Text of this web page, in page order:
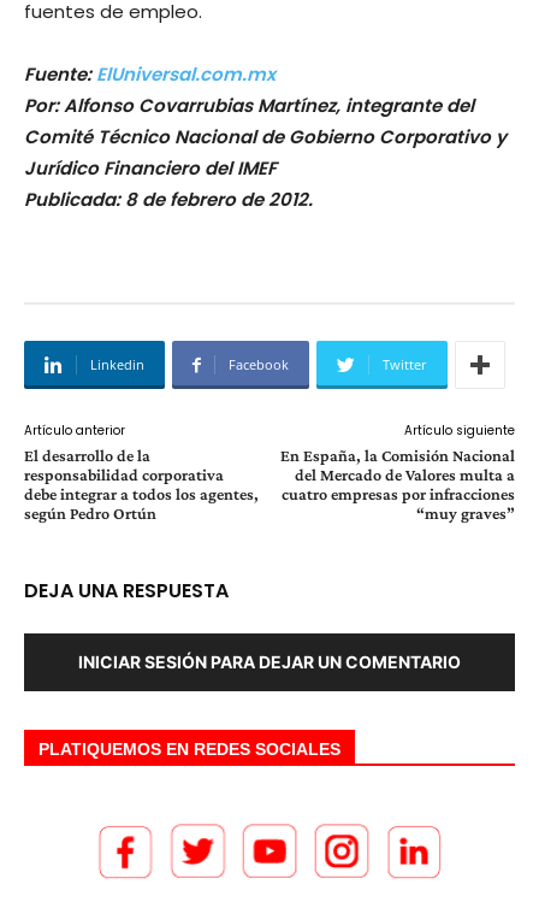
fuentes de empleo.
Fuente:ElUniversal.com.mx
Por: Alfonso Covarrubias Martínez, integrante del
Comité Técnico Nacional de Gobierno Corporativo y
Jurídico Financiero del IMEF
Publicada: 8 de febrero de 2012.
Linkedin Facebook Twitter
Artículo anterior
El desarrollo de la
responsabilidad corporativa
debe integrar a todos los agentes,
según Pedro Ortún
Artículo siguiente
En España, la Comisión Nacional
del Mercado de Valores multa a
cuatro empresas por infracciones
“muy graves”
DEJA UNA RESPUESTA
INICIAR SESIÓN PARA DEJAR UN COMENTARIO
PLATIQUEMOS EN REDES SOCIALES